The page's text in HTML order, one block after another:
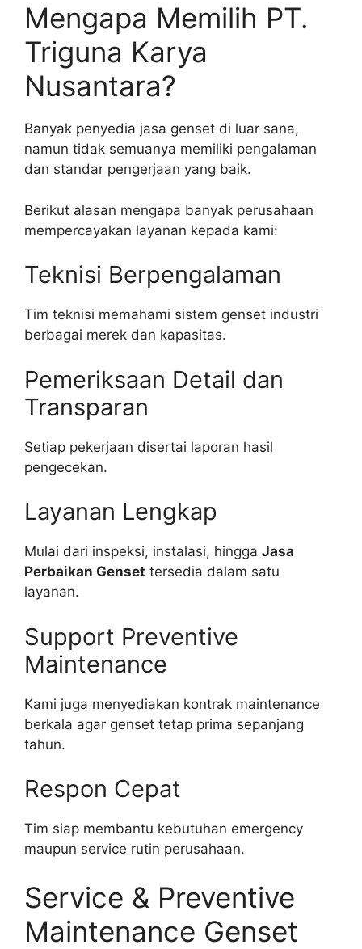
Mengapa Memilih PT.
Triguna Karya
Nusantara?
Banyak penyedia jasa genset di luar sana,
namun tidak semuanya memiliki pengalaman
dan standar pengerjaan yang baik.
Berikut alasan mengapa banyak perusahaan
mempercayakan layanan kepada kami:
Teknisi Berpengalaman
Tim teknisi memahami sistem genset industri
berbagai merek dan kapasitas.
Pemeriksaan Detail dan
Transparan
Setiap pekerjaan disertai laporan hasil
pengecekan.
Layanan Lengkap
Mulai dari inspeksi, instalasi, hingga Jasa
Perbaikan Genset tersedia dalam satu
layanan.
Support Preventive
Maintenance
Kami juga menyediakan kontrak maintenance
berkala agar genset tetap prima sepanjang
tahun.
Respon Cepat
Tim siap membantu kebutuhan emergency
maupun service rutin perusahaan.
Service & Preventive
Maintenance Genset